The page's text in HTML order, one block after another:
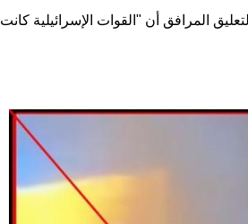
المرافق أن "القوات الإسرائيلية كانت